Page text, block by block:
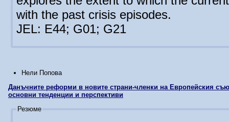
with the past crisis episodes.
JEL: E44; G01; G21
Нели Попова
Данъчните реформи в новите страни-членки на Европейския
основни тенденции и перспективи
Резюме